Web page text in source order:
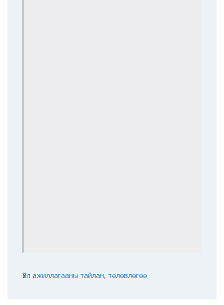
Үйл ажиллагааны тайлан, төлөвлөгөө